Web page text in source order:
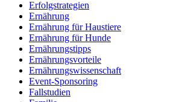
Erfolgstrategien
Ernährung
Ernährung für Haustiere
Ernährung für Hunde
Ernährungstipps
Ernährungsvorteile
Ernährungswissenschaft
Event-Sponsoring
Fallstudien